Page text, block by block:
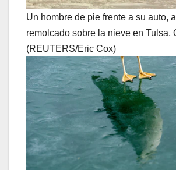
Un hombre de pie frente a su auto,
remolcado sobre la nieve en Tulsa,
(REUTERS/Eric Cox)